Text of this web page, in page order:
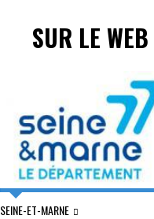
SUR LE WEB
SEINE-ET-MARNE